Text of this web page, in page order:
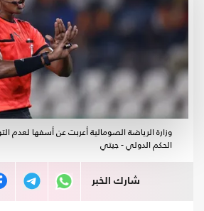
وزارة الرياضة الصومالية أعربت عن أسفها لعدم
الحكم الدولي - جيتي
شارك الخبر